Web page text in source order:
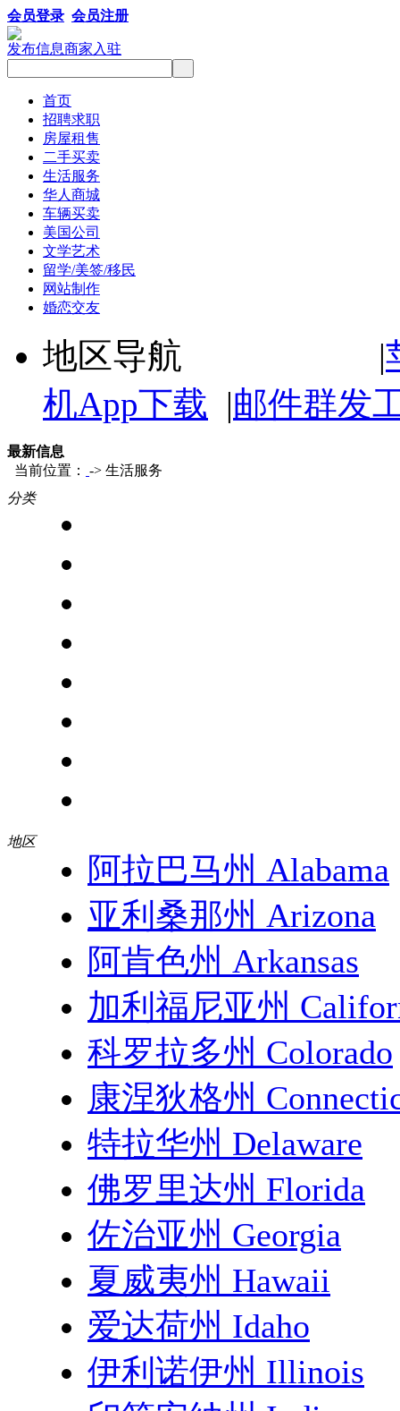
会员登录 会员注册
发布信息商家入驻
首页
招聘求职
房屋租售
二手买卖
生活服务
华人商城
车辆买卖
美国公司
文学艺术
留学/美签/移民
网站制作
婚恋交友
地区导航 |
机App下载 |邮件群发
最新信息
当前位置：
-> 生活服务
分类
地区
阿拉巴马州 Alabama
亚利桑那州 Arizona
阿肯色州 Arkansas
加利福尼亚州
科罗拉多州 Colorado
康涅狄格州
特拉华州 Delaware
佛罗里达州 Florida
佐治亚州 Georgia
夏威夷州 Hawaii
爱达荷州 Idaho
伊利诺伊州 Illinois